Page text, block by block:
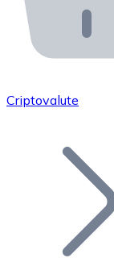
API Bitnovo
Integra la
Unisciti alla
Aggiungi il
Criptovalute